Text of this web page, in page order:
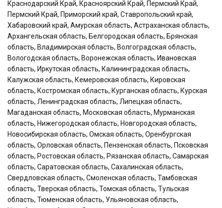
Краснодарский Край, Красноярский Край, Пермский Край,
Пермский Край, Приморский край, Ставропольский край,
Хабаровский край, Амурская область, Астраханская область,
Архангельская область, Белгородская область, Брянская
область, Владимирская область, Волгоградская область,
Вологодская область, Воронежская область, Ивановская
область, Иркутская область, Калининградская область,
Калужская область, Кемеровская область, Кировская
область, Костромская область, Курганская область, Курская
область, Ленинградская область, Липецкая область,
Магаданская область, Московская область, Мурманская
область, Нижегородская область, Новгородская область,
Новосибирская область, Омская область, Оренбургская
область, Орловская область, Пензенская область, Псковская
область, Ростовская область, Рязанская область, Самарская
область, Саратовская область, Сахалинская область,
Свердловская область, Смоленская область, Тамбовская
область, Тверская область, Томская область, Тульская
область, Тюменская область, Ульяновская область,